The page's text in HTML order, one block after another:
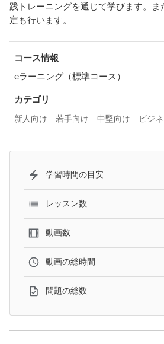
践トレーニングを通じて学びます。ま
定も行います。
コース情報
eラーニング（標準コース）
カテゴリ
新人向け 若手向け 中堅向け ビジ
学習時間の目安
レッスン数
動画数
動画の総時間
問題の総数